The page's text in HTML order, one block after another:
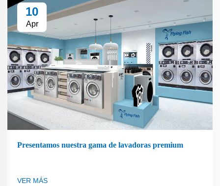
10
Apr
Presentamos nuestra gama de lavadoras premium
VER MÁS